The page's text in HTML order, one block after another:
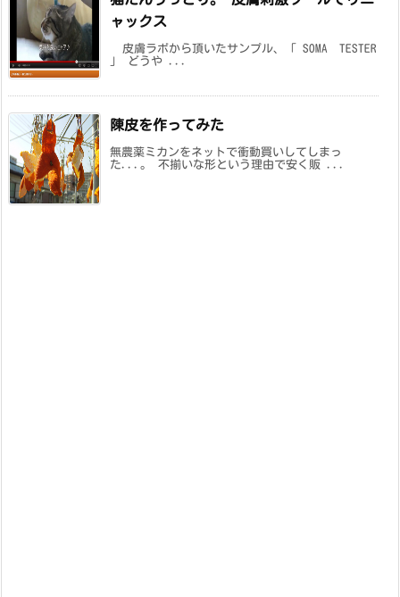
ャックス
皮膚ラボから頂いたサンプル、「 SOMA TESTER
」 どうや ...
陳皮を作ってみた
無農薬ミカンをネットで衝動買いしてしまっ
た...。 不揃いな形という理由で安く販 ...